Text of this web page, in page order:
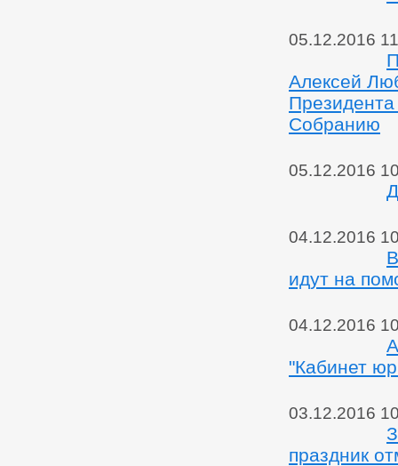
05.12.2016
Алексей
Собранию
05.12.2016
04.12.2016
идут на
04.12.2016
"Кабинет
03.12.2016
праздник